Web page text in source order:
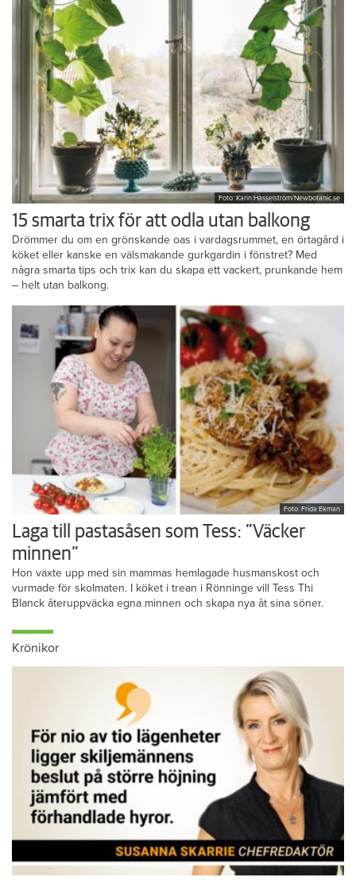
Foto: Karin Hasselström/Newbotanic.se
15 smarta trix för att odla utan balkong
Drömmer du om en grönskande oas i vardagsrummet, en örtagård i
köket eller kanske en välsmakande gurkgardin i fönstret? Med
några smarta tips och trix kan du skapa ett vackert, prunkande hem
– helt utan balkong.
Foto: Frida Ekman
Laga till pastasåsen som Tess: ”Väcker
minnen”
Hon växte upp med sin mammas hemlagade husmanskost och
vurmade för skolmaten. I köket i trean i Rönninge vill Tess Thi
Blanck återuppväcka egna minnen och skapa nya åt sina söner.
Krönikor